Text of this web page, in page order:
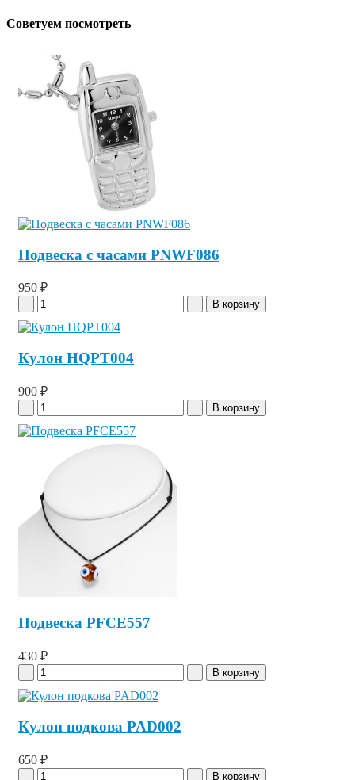
Советуем посмотреть
Подвеска с часами PNWF086
950 ₽
Кулон HQPT004
900 ₽
Подвеска PFCE557
430 ₽
Кулон подкова PAD002
650 ₽